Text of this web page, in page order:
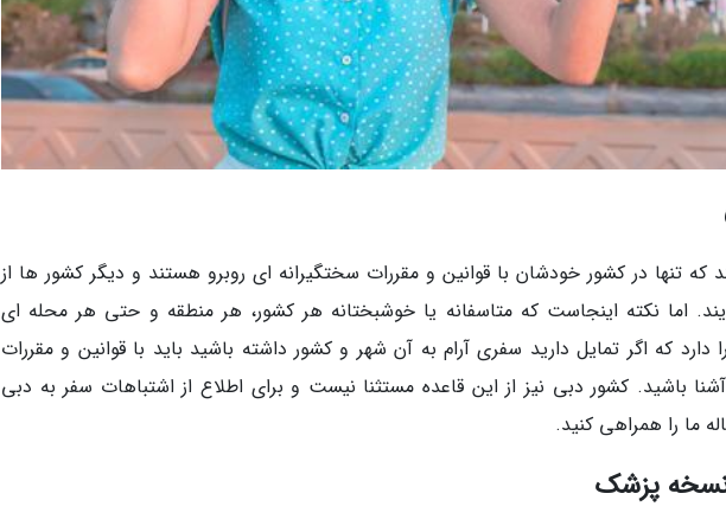
که تنها در کشور خودشان با قوانین و مقررات سختگیرانه ای روبرو هستند و دیگر کشور ها از
اما نکته اینجاست که متاسفانه یا خوشبختانه هر کشور، هر منطقه و حتی هر محله ای
که اگر تمایل دارید سفری آرام به آن شهر و کشور داشته باشید باید با قوانین و مقررات
باشید. کشور دبی نیز از این قاعده مستثنا نیست و برای اطلاع از اشتباهات سفر به دبی
ما را همراهی کنید.
نسخه پزشک